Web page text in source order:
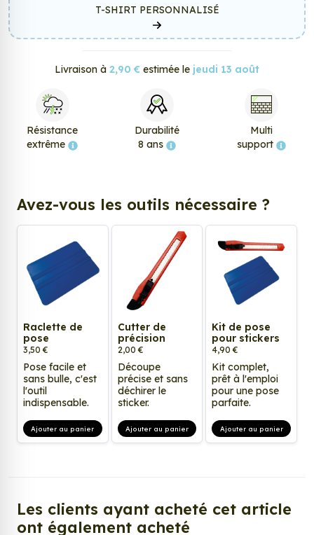
T-SHIRT PERSONNALISÉ
Livraison à 2,90 € estimée le jeudi 13 août
Résistance
extrême
Durabilité
8 ans
Multi
support
Avez-vous les outils nécessaire ?
Raclette de
pose
3,50 €
Pose facile et
sans bulle, c'est
l'outil
indispensable.
Ajouter au panier
Cutter de
précision
2,00 €
Découpe
précise et sans
déchirer le
sticker.
Ajouter au panier
Kit de pose
pour stickers
4,90 €
Kit complet,
prêt à l'emploi
pour une pose
parfaite.
Ajouter au panier
Les clients ayant acheté cet article
ont également acheté